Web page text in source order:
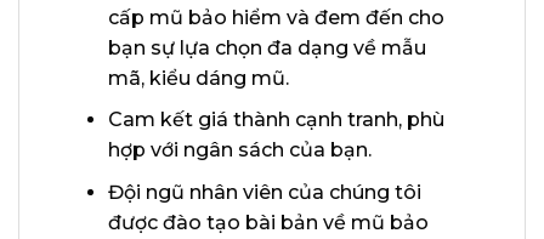
cấp mũ bảo hiểm và đem đến cho
bạn sự lựa chọn đa dạng về mẫu
mã, kiểu dáng mũ.
Cam kết giá thành cạnh tranh, phù
hợp với ngân sách của bạn.
Đội ngũ nhân viên của chúng tôi
được đào tạo bài bản về mũ bảo